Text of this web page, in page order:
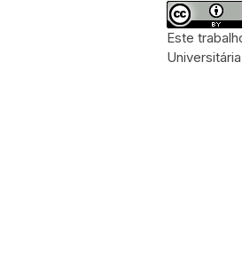
Este